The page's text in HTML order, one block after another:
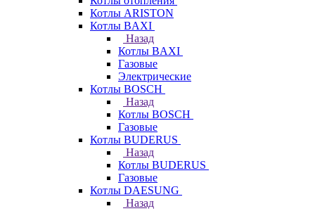
Котлы ARISTON
Котлы BAXI
Назад
Котлы BAXI
Газовые
Электрические
Котлы BOSCH
Назад
Котлы BOSCH
Газовые
Котлы BUDERUS
Назад
Котлы BUDERUS
Газовые
Котлы DAESUNG
Назад